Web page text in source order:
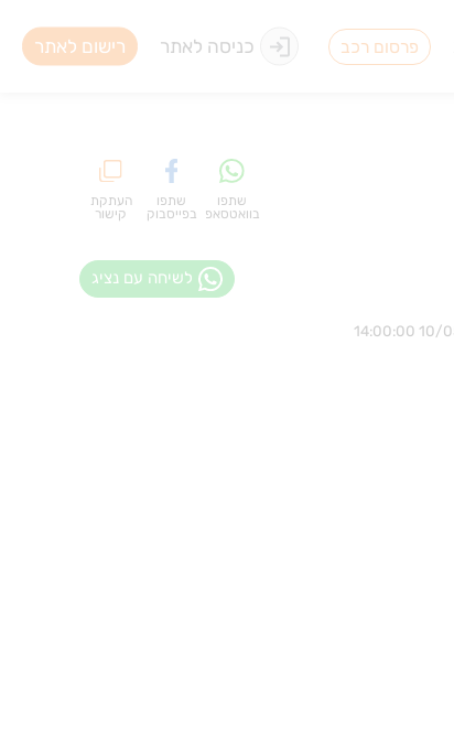
פרסום רכב כניסה לאתר רישום לאתר
שתפו
בוואטסאפ
שתפו
בפייסבוק
העתקת
קישור
לשיחה עם נציג